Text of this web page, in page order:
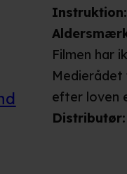
Instruktion
Filmen har
efter loven
Distributør: